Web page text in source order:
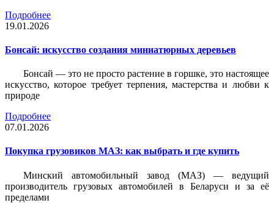
Подробнее
19.01.2026
Бонсай: искусство создания миниатюрных деревьев
Бонсай — это не просто растение в горшке, это настоящее
искусство, которое требует терпения, мастерства и любви к
природе
Подробнее
07.01.2026
Покупка грузовиков МАЗ: как выбрать и где купить
Минский автомобильный завод (МАЗ) — ведущий
производитель грузовых автомобилей в Беларуси и за её
пределами